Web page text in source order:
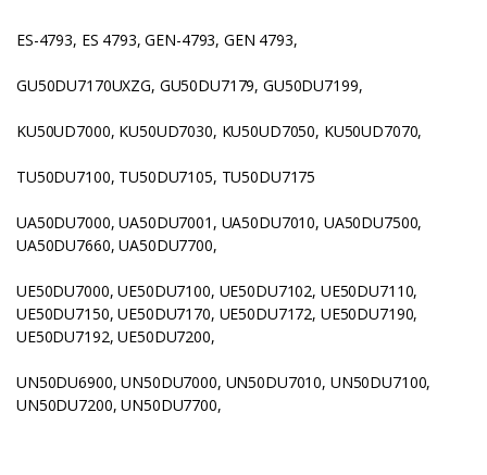
ES-4793, ES 4793, GEN-4793, GEN 4793,
GU50DU7170UXZG, GU50DU7179, GU50DU7199,
KU50UD7000, KU50UD7030, KU50UD7050, KU50UD7070,
TU50DU7100, TU50DU7105, TU50DU7175
UA50DU7000, UA50DU7001, UA50DU7010, UA50DU7500,
UA50DU7660, UA50DU7700,
UE50DU7000, UE50DU7100, UE50DU7102, UE50DU7110,
UE50DU7150, UE50DU7170, UE50DU7172, UE50DU7190,
UE50DU7192, UE50DU7200,
UN50DU6900, UN50DU7000, UN50DU7010, UN50DU7100,
UN50DU7200, UN50DU7700,